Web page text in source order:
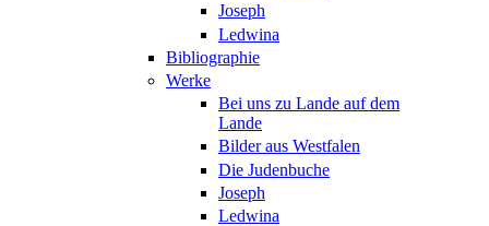
Joseph
Ledwina
Bibliographie
Werke
Bei uns zu Lande auf dem
Lande
Bilder aus Westfalen
Die Judenbuche
Joseph
Ledwina